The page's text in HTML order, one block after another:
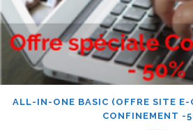
ALL-IN-ONE BASIC (OFFRE SITE E-
CONFINEMENT -